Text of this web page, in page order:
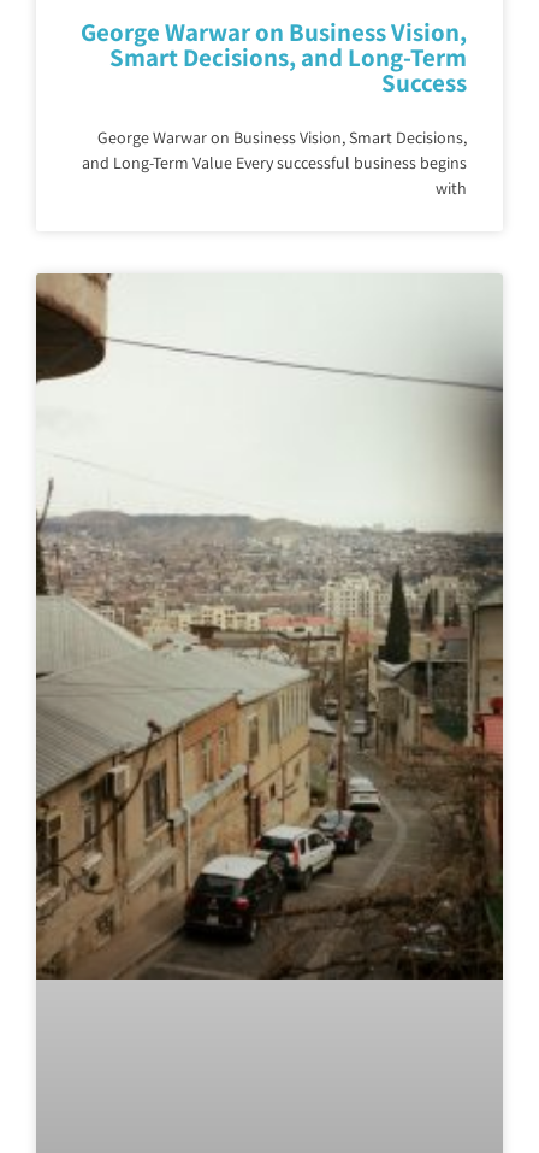
George Warwar on Business Vision,
Smart Decisions, and Long-Term
Success
George Warwar on Business Vision, Smart Decisions,
and Long-Term Value Every successful business begins
with